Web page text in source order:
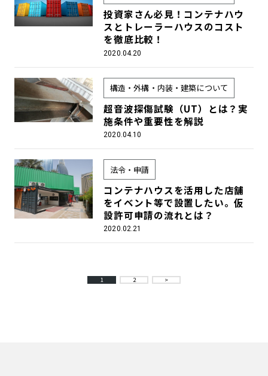
投資家さん必見！コンテナハウ
スとトレーラーハウスのコスト
を徹底比較！
2020.04.20
超音波探傷試験（UT）とは？実
施条件や重要性を解説
構造・外構・内装・建築について
2020.04.10
コンテナハウスを活用した店舗
をイベント等で設置したい。仮
設許可申請の流れとは？
法令・申請
2020.02.21
1 2 >